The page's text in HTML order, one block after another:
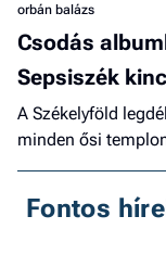
orbán balázs
Csodás
Sepsiszék
A Székelyföld
minden ősi
Fontos